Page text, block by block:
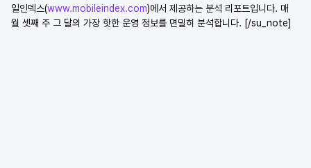
일인덱스(www.mobileindex.com)에서 제공하는 분석 리포트입니다. 매
월 셋째 주 그 달의 가장 핫한 운영 정보를 면밀히 분석합니다. [/su_note]